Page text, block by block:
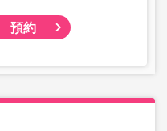
預約